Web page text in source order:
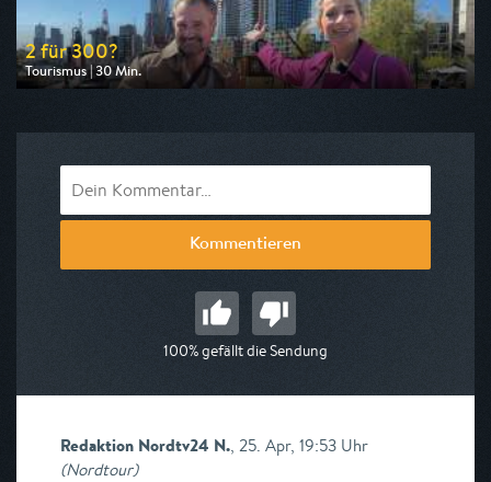
2 für 300?
Tourismus | 30 Min.
Ausgestrahlt von WDR
Kommentieren
100% gefällt die Sendung
Redaktion Nordtv24 N., 25. Apr, 19:53 Uhr
(Nordtour)